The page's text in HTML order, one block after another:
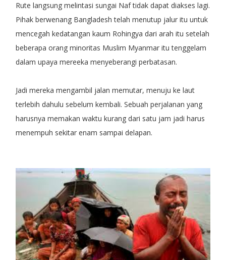
Rute langsung melintasi sungai Naf tidak dapat diakses lagi.
Pihak berwenang Bangladesh telah menutup jalur itu untuk
mencegah kedatangan kaum Rohingya dari arah itu setelah
beberapa orang minoritas Muslim Myanmar itu tenggelam
dalam upaya mereeka menyeberangi perbatasan.
Jadi mereka mengambil jalan memutar, menuju ke laut
terlebih dahulu sebelum kembali. Sebuah perjalanan yang
harusnya memakan waktu kurang dari satu jam jadi harus
menempuh sekitar enam sampai delapan.